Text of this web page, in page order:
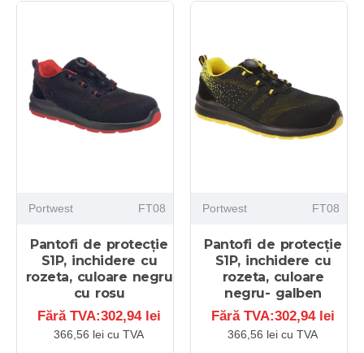
Portwest FT08
Pantofi de protecție
S1P, inchidere cu
rozeta, culoare negru
cu rosu
Fără TVA:302,94 lei
366,56 lei cu TVA
Portwest FT08
Pantofi de protecție
S1P, inchidere cu
rozeta, culoare
negru- galben
Fără TVA:302,94 lei
366,56 lei cu TVA